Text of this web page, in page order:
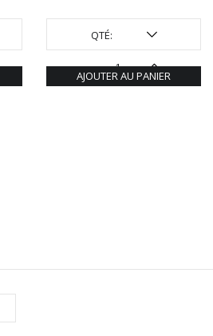
QTÉ:
AJOUTER AU PANIER